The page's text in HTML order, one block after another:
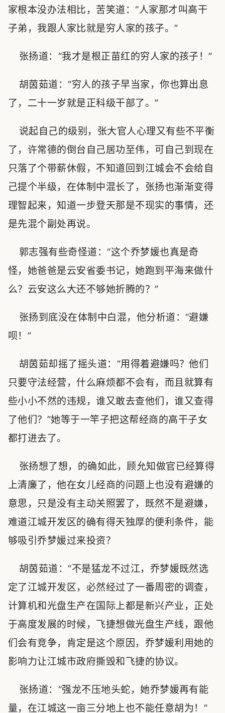
家根本没办法相比，苦笑道：“人家那才叫高干
子弟，我跟人家比就是穷人家的孩子。”
张扬道：“我才是根正苗红的穷人家的孩子！”
胡茵茹道：“穷人的孩子早当家，你也算出息
了，二十一岁就是正科级干部了。”
说起自己的级别，张大官人心理又有些不平衡
了，许常德的倒台自己居功至伟，可自己到现在
只落了个带薪休假，不知道回到江城会不会给自
己提个半级，在体制中混长了，张扬也渐渐变得
理智起来，知道一步登天那是不现实的事情，还
是先混个副处再说。
郭志强有些奇怪道：“这个乔梦媛也真是奇
怪，她爸爸是云安省委书记，她跑到平海来做什
么？云安这么大还不够她折腾的？”
张扬到底没在体制中白混，他分析道：“避嫌
呗！”
胡茵茹却摇了摇头道：“用得着避嫌吗？他们
只要守法经营，什么麻烦都不会有，而且就算有
些小小不然的违规，谁又敢去查他们，谁又查得
了他们？”她等于一竿子把这帮经商的高干子女
都打进去了。
张扬想了想，的确如此，顾允知做官已经算得
上清廉了，他在女儿经商的问题上也没有避嫌的
意思，只是没有主动关照罢了，既然不是避嫌，
难道江城开发区的确有得天独厚的便利条件，能
够吸引乔梦媛过来投资？
胡茵茹道：“不是猛龙不过江，乔梦媛既然选
定了江城开发区，必然经过了一番周密的调查，
计算机和光盘生产在国际上都是新兴产业，正处
于高度发展的时候，飞捷想做光盘生产线，跟他
们会有竞争，肯定是这个原因，乔梦媛利用她的
影响力让江城市政府撕毁和飞捷的协议。
张扬道：“强龙不压地头蛇，她乔梦媛再有能
量，在江城这一亩三分地上也不能任意胡为！”